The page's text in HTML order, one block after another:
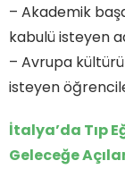
– Akademik
kabulü isteyen
– Avrupa
isteyen
İtalya’da Tıp
Geleceğe